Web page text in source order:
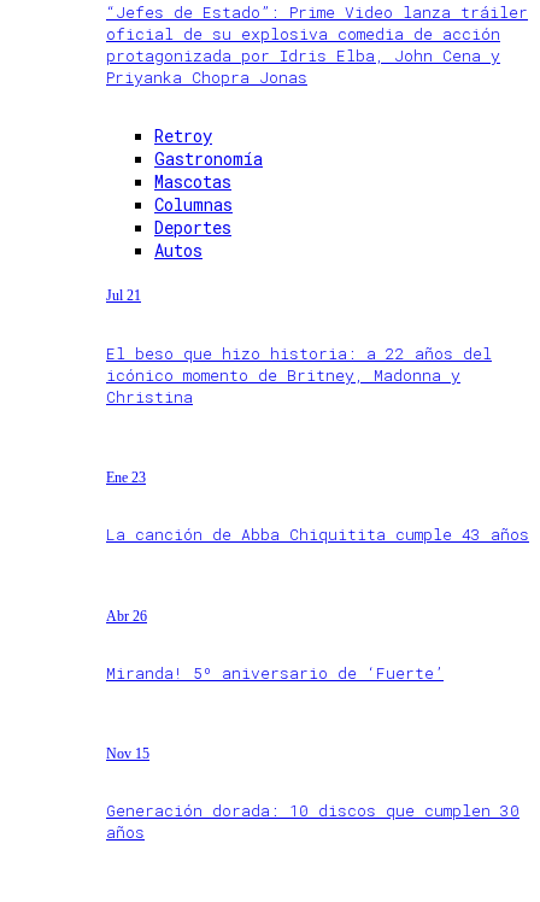
“Jefes de Estado”: Prime Video lanza tráiler
oficial de su explosiva comedia de acción
protagonizada por Idris Elba, John Cena y
Priyanka Chopra Jonas
Retroy
Gastronomía
Mascotas
Columnas
Deportes
Autos
Jul 21
El beso que hizo historia: a 22 años del
icónico momento de Britney, Madonna y
Christina
Ene 23
La canción de Abba Chiquitita cumple 43 años
Abr 26
Miranda! 5º aniversario de ‘Fuerte’
Nov 15
Generación dorada: 10 discos que cumplen 30
años